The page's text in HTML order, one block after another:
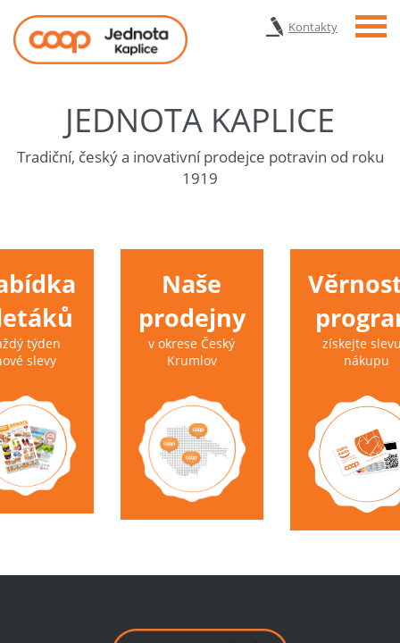
Kontakty Menu
JEDNOTA KAPLICE
Tradiční, český a inovativní prodejce potravin od roku
1919
týden
slevy
Naše
prodejny
v okrese Český
Krumlov
získejte
nákupu